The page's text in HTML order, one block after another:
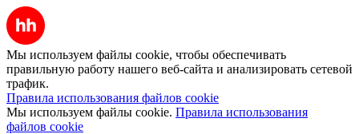
Мы используем файлы cookie, чтобы обеспечивать
правильную работу нашего веб-сайта и анализировать сетевой
трафик.
Правила использования файлов cookie
Мы используем файлы cookie. Правила использования
файлов cookie